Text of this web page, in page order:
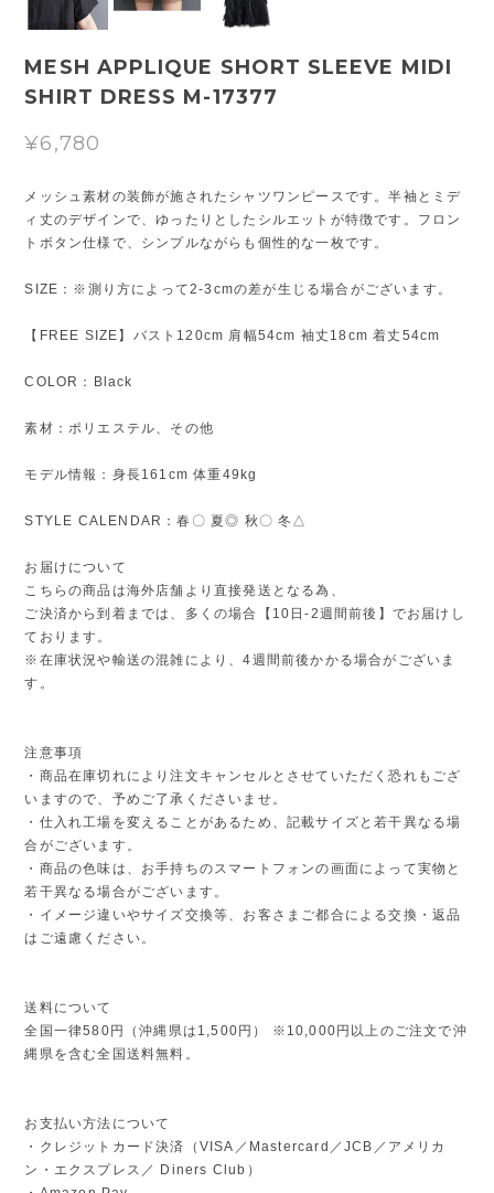
MESH APPLIQUE SHORT SLEEVE MIDI
SHIRT DRESS M-17377
¥6,780
メッシュ素材の装飾が施されたシャツワンピースです。半袖とミデ
ィ丈のデザインで、ゆったりとしたシルエットが特徴です。フロン
トボタン仕様で、シンプルながらも個性的な一枚です。
SIZE：※測り方によって2-3cmの差が生じる場合がございます。
【FREE SIZE】バスト120cm 肩幅54cm 袖丈18cm 着丈54cm
COLOR：Black
素材：ポリエステル、その他
モデル情報：身長161cm 体重49kg
STYLE CALENDAR：春〇 夏◎ 秋〇 冬△
お届けについて
こちらの商品は海外店舗より直接発送となる為、
ご決済から到着までは、多くの場合【10日-2週間前後】でお届けし
ております。
※在庫状況や輸送の混雑により、4週間前後かかる場合がございま
す。
注意事項
・商品在庫切れにより注文キャンセルとさせていただく恐れもござ
いますので、予めご了承くださいませ。
・仕入れ工場を変えることがあるため、記載サイズと若干異なる場
合がございます。
・商品の色味は、お手持ちのスマートフォンの画面によって実物と
若干異なる場合がございます。
・イメージ違いやサイズ交換等、お客さまご都合による交換・返品
はご遠慮ください。
送料について
全国一律580円（沖縄県は1,500円） ※10,000円以上のご注文で沖
縄県を含む全国送料無料。
お支払い方法について
・クレジットカード決済（VISA／Mastercard／JCB／アメリカ
ン・エクスプレス／ Diners Club）